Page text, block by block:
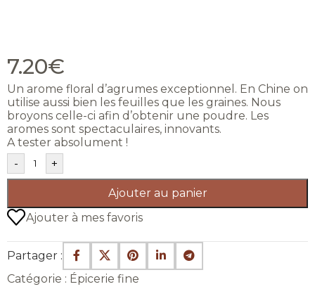
7.20€
Un arome floral d’agrumes exceptionnel. En Chine on
utilise aussi bien les feuilles que les graines. Nous
broyons celle-ci afin d’obtenir une poudre. Les
aromes sont spectaculaires, innovants.
A tester absolument !
-
+
Ajouter au panier
Ajouter à mes favoris
Partager :
Catégorie : Épicerie fine